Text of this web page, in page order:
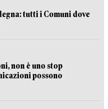
tutti i Comuni dove
non è uno stop
possono